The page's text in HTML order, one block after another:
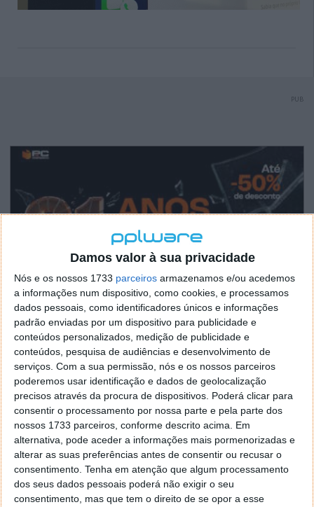
Damos valor à sua privacidade
Nós e os nossos 1733 parceiros armazenamos e/ou acedemos
a informações num dispositivo, como cookies, e processamos
dados pessoais, como identificadores únicos e informações
padrão enviadas por um dispositivo para publicidade e
conteúdos personalizados, medição de publicidade e
conteúdos, pesquisa de audiências e desenvolvimento de
serviços. Com a sua permissão, nós e os nossos parceiros
poderemos usar identificação e dados de geolocalização
precisos através da procura de dispositivos. Poderá clicar para
consentir o processamento por nossa parte e pela parte dos
nossos 1733 parceiros, conforme descrito acima. Em
alternativa, pode aceder a informações mais pormenorizadas e
alterar as suas preferências antes de consentir ou recusar o
consentimento. Tenha em atenção que algum processamento
dos seus dados pessoais poderá não exigir o seu
consentimento, mas que tem o direito de se opor a esse
PUB